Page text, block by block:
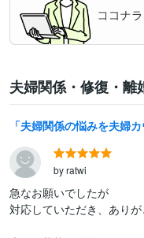
夫婦関係・修復・離
by ratwi
急なお願いでしたが
対応していただき、ありが